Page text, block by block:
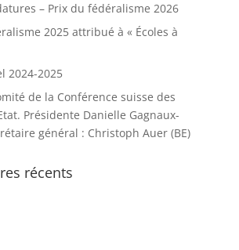
– Prix du fédéralisme 2026
2025 attribué à « Écoles à
2024-2025
de la Conférence suisse des
Présidente Danielle Gagnaux-
général : Christoph Auer (BE)
récents